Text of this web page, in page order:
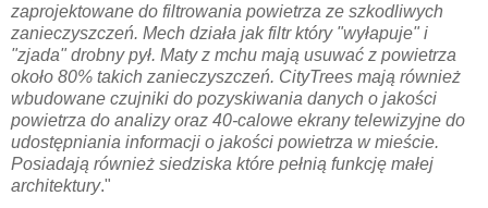
zaprojektowane do filtrowania powietrza ze szkodliwych
zanieczyszczeń. Mech działa jak filtr który "wyłapuje" i
"zjada" drobny pył. Maty z mchu mają usuwać z powietrza
około 80% takich zanieczyszczeń. CityTrees mają również
wbudowane czujniki do pozyskiwania danych o jakości
powietrza do analizy oraz 40-calowe ekrany telewizyjne do
udostępniania informacji o jakości powietrza w mieście.
Posiadają również siedziska które pełnią funkcję małej
architektury."